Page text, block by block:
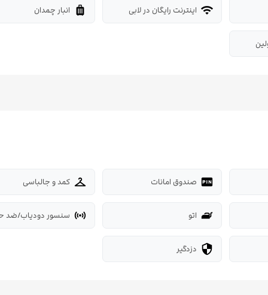
wifi اینترنت رایگان در لابی luggage انبار چمدان
fiber_pin صندوق امانات checkroom کمد و جالباسی
iron اتو sensors سنسور دودیاب/ضد
security دزدگیر